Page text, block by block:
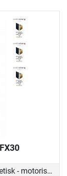
Magnetisk - motoriseret